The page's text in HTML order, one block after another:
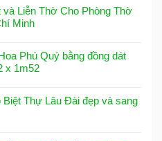
và Liễn Thờ Cho Phòng Thờ
Minh
Phú Quý bằng đồng dát
x 1m52
Biệt Thự Lâu Đài đẹp và sang